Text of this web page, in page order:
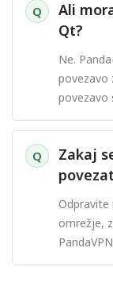
Q
Ali
Qt?
Ne.
povezavo
povezavo
Q
Zakaj
Odpravite
omrežje,